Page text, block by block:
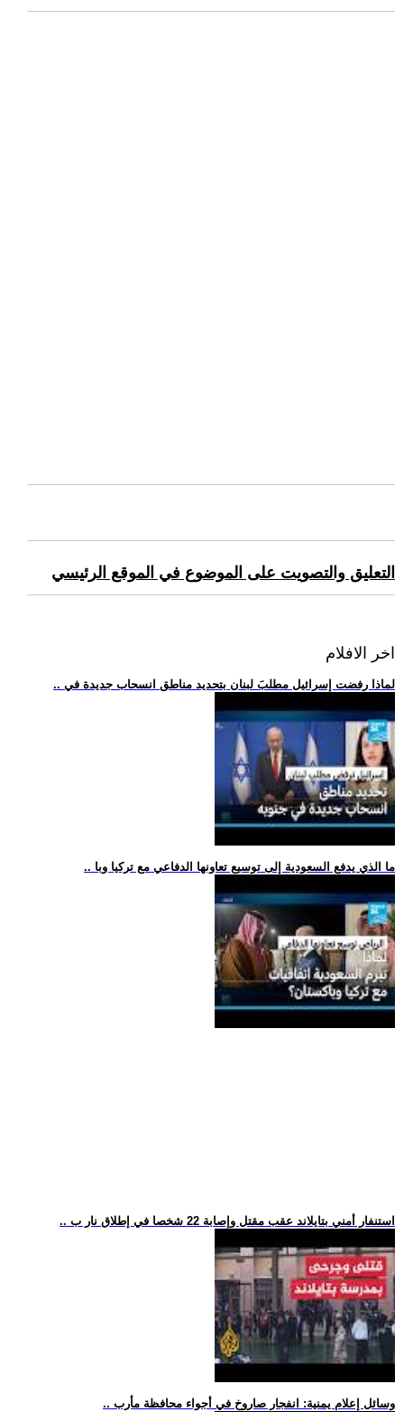
التعليق والتصويت على الموضوع في الموقع الرئيسي
اخر الافلام
.. لماذا رفضت إسرائيل مطلبَ لبنان بتحديد مناطق انسحاب جديدة في
.. ما الذي يدفع السعودية إلى توسيع تعاونها الدفاعي مع تركيا وبا
.. استنفار أمني بتايلاند عقب مقتل وإصابة 22 شخصا في إطلاق نار ب
.. وسائل إعلام يمنية: انفجار صاروخ في أجواء محافظة مأرب